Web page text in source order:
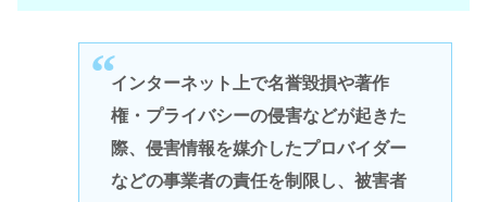
インターネット上で名誉毀損や著作
権・プライバシーの侵害などが起きた
際、侵害情報を媒介したプロバイダー
などの事業者の責任を制限し、被害者